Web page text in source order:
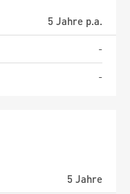
5 Jahre p.a.
-
-
5 Jahre